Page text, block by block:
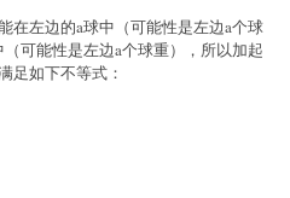
在左边的a球中（可能性是左边a个球
可能性是左边a个球重），所以加起
足如下不等式：